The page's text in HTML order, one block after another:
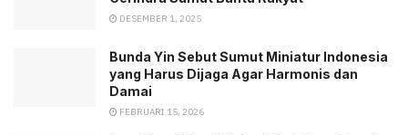
DESEMBER 1, 2025
Bunda Yin Sebut Sumut Miniatur Indonesia
yang Harus Dijaga Agar Harmonis dan
Damai
FEBRUARI 15, 2026